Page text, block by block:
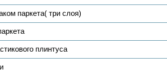
паркета( три слоя)
плинтуса